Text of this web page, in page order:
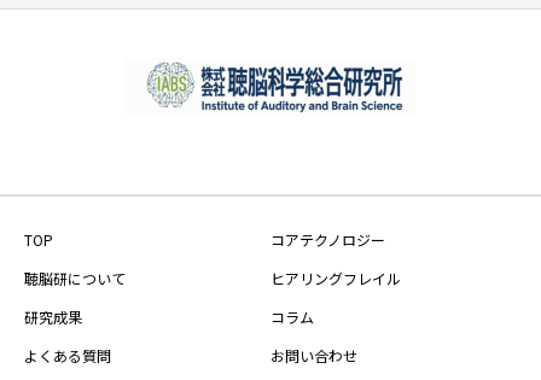
TOP
コアテクノロジー
聴脳研について
ヒアリングフレイル
研究成果
コラム
よくある質問
お問い合わせ